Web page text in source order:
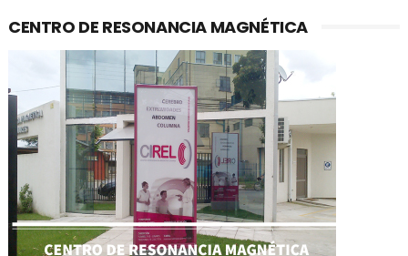
CENTRO DE RESONANCIA MAGNÉTICA